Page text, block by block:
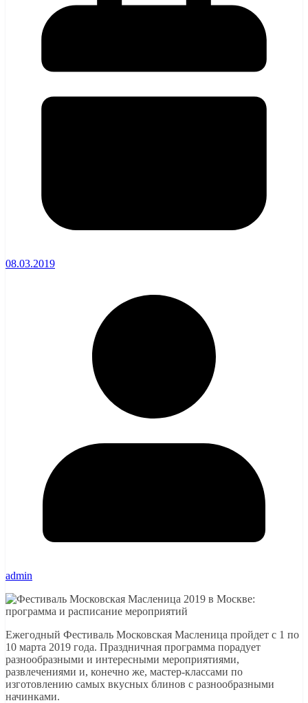
08.03.2019
admin
Ежегодный Фестиваль Московская Масленица пройдет с 1 по
10 марта 2019 года. Праздничная программа порадует
разнообразными и интересными мероприятиями,
развлечениями и, конечно же, мастер-классами по
изготовлению самых вкусных блинов с разнообразными
начинками.